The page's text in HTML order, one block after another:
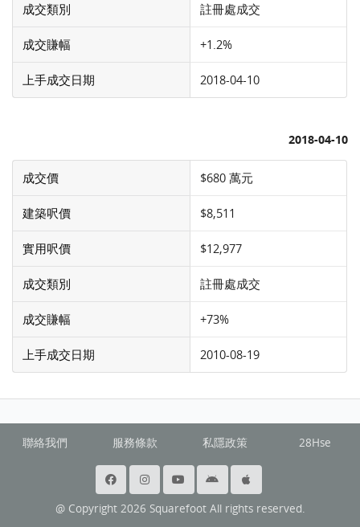
成交類別 註冊處成交
成交賺幅 +1.2%
上手成交日期 2018-04-10
2018-04-10
成交價 $680 萬元
建築呎價 $8,511
實用呎價 $12,977
成交類別 註冊處成交
成交賺幅 +73%
上手成交日期 2010-08-19
聯絡我們 服務條款 私隱政策 28Hse
@ Copyright 2026 Squarefoot All rights reserved.